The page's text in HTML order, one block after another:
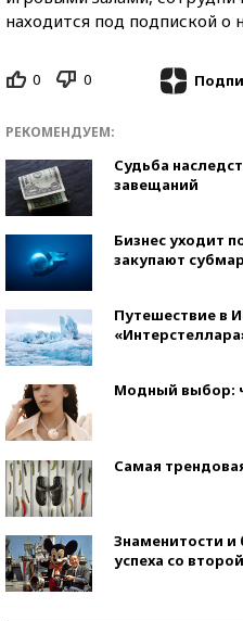
находится под подпиской о
0 0
РЕКОМЕНДУЕМ:
Судьба
завещаний
Бизнес уходит
закупают
Путешествие в
Модный выбор:
Самая
Знаменитости
успеха со